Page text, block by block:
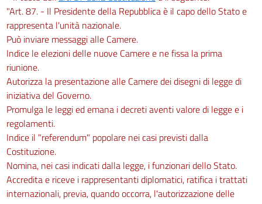
"Art. 87. - Il Presidente della Repubblica è il capo dello Stato e
rappresenta l'unità nazionale.
Può inviare messaggi alle Camere.
Indice le elezioni delle nuove Camere e ne fissa la prima
riunione.
Autorizza la presentazione alle Camere dei disegni di legge di
iniziativa del Governo.
Promulga le leggi ed emana i decreti aventi valore di legge e i
regolamenti.
Indice il "referendum" popolare nei casi previsti dalla
Costituzione.
Nomina, nei casi indicati dalla legge, i funzionari dello Stato.
Accredita e riceve i rappresentanti diplomatici, ratifica i trattati
internazionali, previa, quando occorra, l'autorizzazione delle